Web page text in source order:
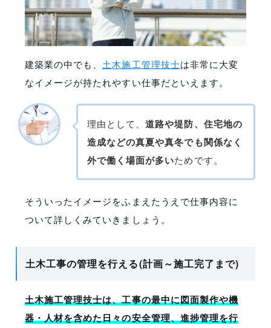
建築業の中でも、 土木施工管理技士は非常に大変
なイメージが持たれやすい仕事だといえます。
理由として、道路や堤防、住宅地の
造成などの真夏や真冬でも関係なく
外で働く場面が多いためです。
そういったイメージをふまえたうえで仕事内容に
ついて詳しくみていきましょう。
土木工事の管理を行える(計画～施工完了まで)
土木施工管理技士は、工事の最中に図面製作や機
器・人材を含めた日々の安全管理、進捗管理を行